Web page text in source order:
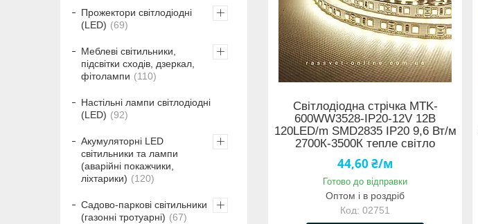
Світлодіодна стрічка MTK-
600WW3528-IP20-12V 12В
120LED/m SMD2835 IP20 9,6 Вт/м
2700К-3500К тепле світло
44,60 ₴/м
Готово до відправки
Оптом і в роздріб
02751
Прожектори світлодіодні
(LED)
69
Меблеві світильники,
підсвітки сходів, дзеркал,
фітолампи
110
Настільні лампи світлодіодні
(LED)
92
Акумуляторні LED
світильники та лампи
(аварійні покажчики,
ліхтарики)
120
Садово-паркові світильники
(газонні тротуарні)
67